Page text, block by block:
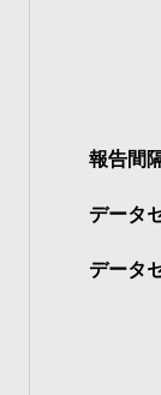
報告間
データ
データ